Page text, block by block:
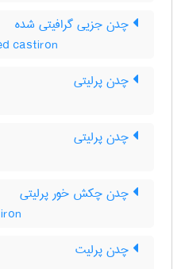
چدن جزیی گرافیتی شده
castiron
چدن پرلیتی
چدن پرلیتی
چدن چکش خور پرلیتی
چدن پرلیت